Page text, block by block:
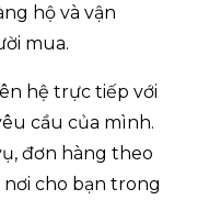
hộ và vận
mua.
hệ trực tiếp với
cầu của mình.
đơn hàng theo
cho bạn trong